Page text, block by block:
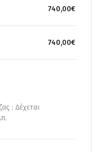
740,00€
740,00€
: Δέχεται